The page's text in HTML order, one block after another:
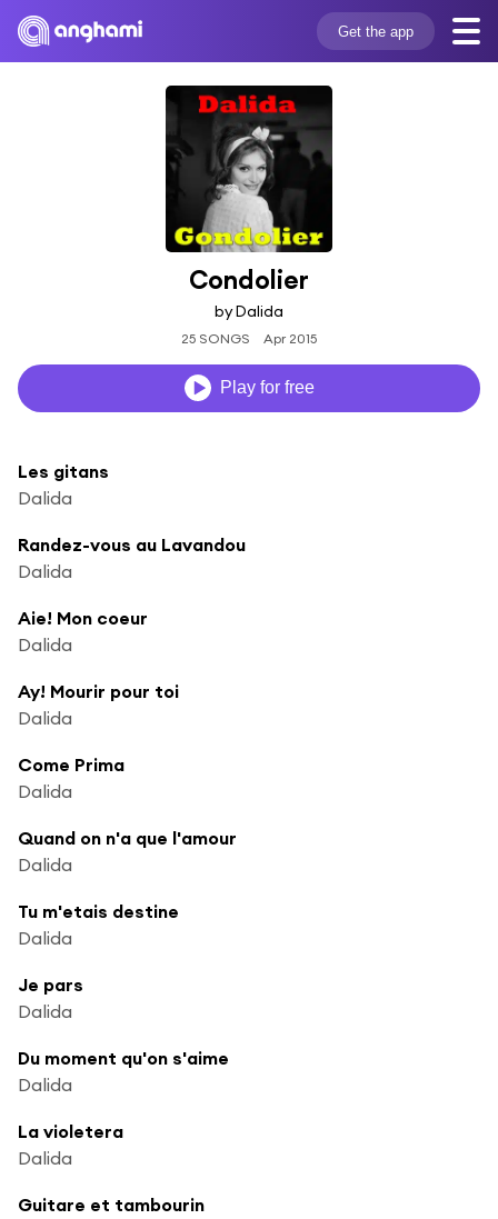
Get the app
Condolier
by Dalida
25 SONGS Apr 2015
Play for free
Les gitans
Dalida
Randez-vous au Lavandou
Dalida
Aie! Mon coeur
Dalida
Ay! Mourir pour toi
Dalida
Come Prima
Dalida
Quand on n'a que l'amour
Dalida
Tu m'etais destine
Dalida
Je pars
Dalida
Du moment qu'on s'aime
Dalida
La violetera
Dalida
Guitare et tambourin